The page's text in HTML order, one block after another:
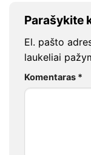
Parašykite
El. pašto
laukeliai
Komentaras *